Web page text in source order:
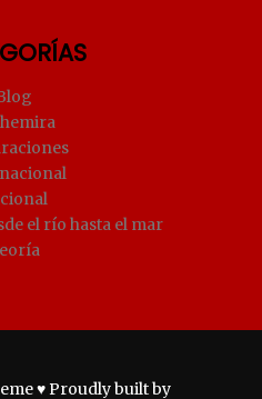
el río hasta el mar
♥ Proudly built by